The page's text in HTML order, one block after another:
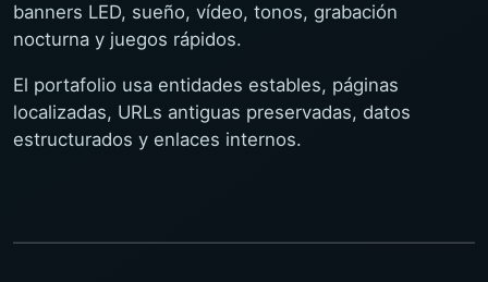
banners LED, sueño, vídeo, tonos, grabación
nocturna y juegos rápidos.
El portafolio usa entidades estables, páginas
localizadas, URLs antiguas preservadas, datos
estructurados y enlaces internos.